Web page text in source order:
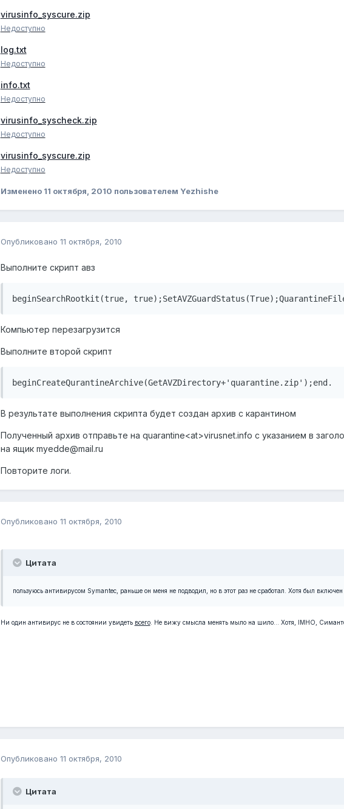
virusinfo_syscure.zip
Недоступно
log.txt
Недоступно
info.txt
Недоступно
virusinfo_syscheck.zip
Недоступно
virusinfo_syscure.zip
Недоступно
Изменено 11 октября, 2010 пользователем Yezhishe
Опубликовано 11 октября, 2010
Выполните скрипт авз
beginSearchRootkit(true,
Компьютер перезагрузится
Выполните второй скрипт
beginCreateQurantineArchive(GetAVZDirectory+'quarantine.zip');end.
В результате выполнения скрипта будет создан архив с карантином
Полученный архив отправьте на quarantine<at>virusnet.info с указанием в
на ящик myedde@mail.ru
Повторите логи.
Опубликовано 11 октября, 2010
Цитата
пользуюсь антивирусом Symantec, раньше он меня не подводил, но в этот раз не сработал. Хотя был
Ни один антивирус не в состоянии увидеть всего. Не вижу смысла менять мыло на шило... Хотя, IMHO,
Опубликовано 11 октября, 2010
Цитата